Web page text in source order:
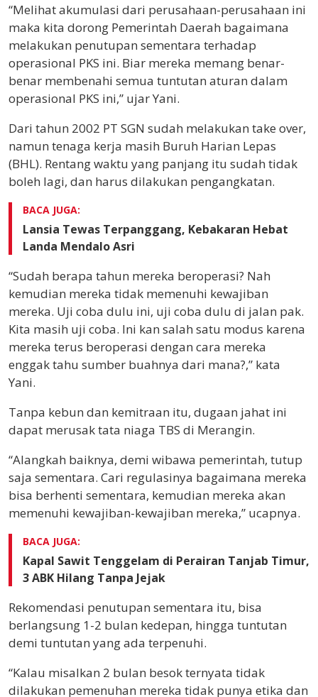
“Melihat akumulasi dari perusahaan-perusahaan ini
maka kita dorong Pemerintah Daerah bagaimana
melakukan penutupan sementara terhadap
operasional PKS ini. Biar mereka memang benar-
benar membenahi semua tuntutan aturan dalam
operasional PKS ini,” ujar Yani.
Dari tahun 2002 PT SGN sudah melakukan take over,
namun tenaga kerja masih Buruh Harian Lepas
(BHL). Rentang waktu yang panjang itu sudah tidak
boleh lagi, dan harus dilakukan pengangkatan.
BACA JUGA:
Lansia Tewas Terpanggang, Kebakaran Hebat
Landa Mendalo Asri
“Sudah berapa tahun mereka beroperasi? Nah
kemudian mereka tidak memenuhi kewajiban
mereka. Uji coba dulu ini, uji coba dulu di jalan pak.
Kita masih uji coba. Ini kan salah satu modus karena
mereka terus beroperasi dengan cara mereka
enggak tahu sumber buahnya dari mana?,” kata
Yani.
Tanpa kebun dan kemitraan itu, dugaan jahat ini
dapat merusak tata niaga TBS di Merangin.
“Alangkah baiknya, demi wibawa pemerintah, tutup
saja sementara. Cari regulasinya bagaimana mereka
bisa berhenti sementara, kemudian mereka akan
memenuhi kewajiban-kewajiban mereka,” ucapnya.
BACA JUGA:
Kapal Sawit Tenggelam di Perairan Tanjab Timur,
3 ABK Hilang Tanpa Jejak
Rekomendasi penutupan sementara itu, bisa
berlangsung 1-2 bulan kedepan, hingga tuntutan
demi tuntutan yang ada terpenuhi.
“Kalau misalkan 2 bulan besok ternyata tidak
dilakukan pemenuhan mereka tidak punya etika dan